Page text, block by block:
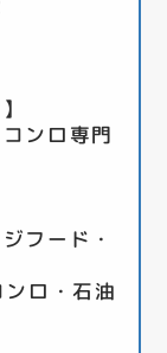
ンロ専門
フード・
ロ・石油